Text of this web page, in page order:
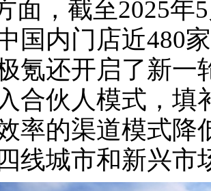
面，截至2025年
国内门店近480
氪还开启了新一
合伙人模式，填
率的渠道模式降
线城市和新兴市